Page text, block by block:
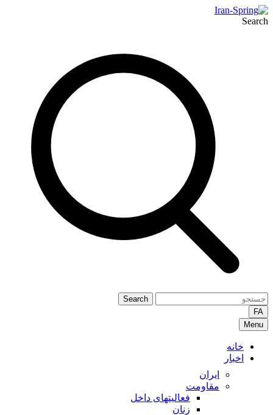
Search
Search
FA
Menu
خانه
اخبار
ایران
مقاومت
فعالیتهای داخل
زنان